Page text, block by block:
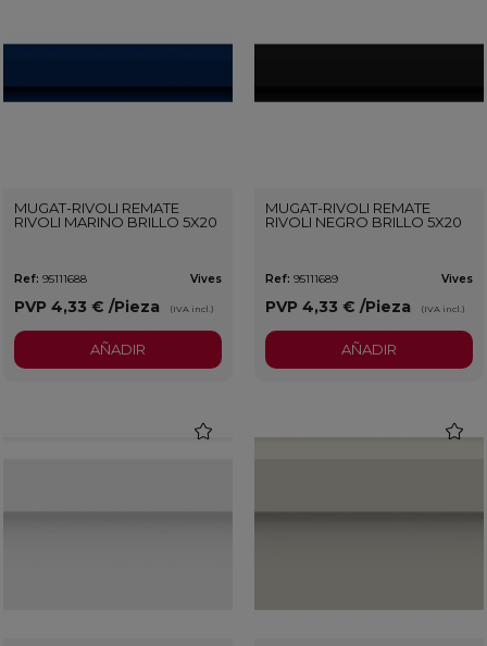
MUGAT-RIVOLI REMATE
RIVOLI MARINO BRILLO 5X20
Ref: 95111688 Vives
PVP 4,33 € /Pieza (IVA incl.)
AÑADIR
MUGAT-RIVOLI REMATE
RIVOLI NEGRO BRILLO 5X20
Ref: 95111689 Vives
PVP 4,33 € /Pieza (IVA incl.)
AÑADIR